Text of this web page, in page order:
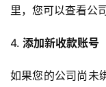
里，您可以查看公
4. 添加新收款账号
如果您的公司尚未